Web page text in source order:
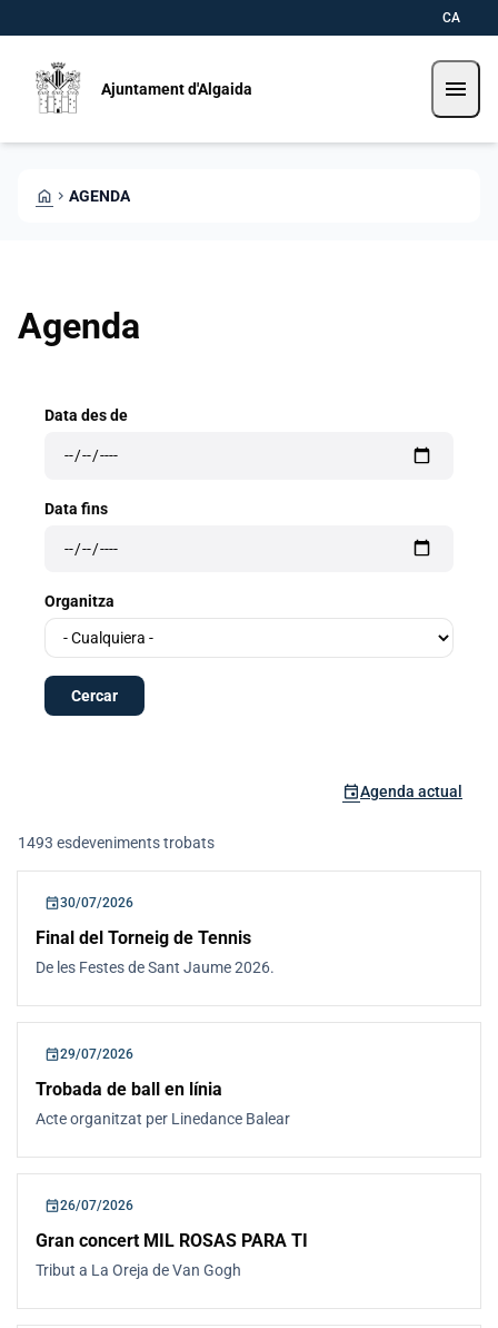
CA
Ajuntament d'Algaida menu
HOME CHEVRON_RIGHT AGENDA
Agenda
Data des de
Data fins
Organitza
eventAgenda actual
1493 esdeveniments trobats
Llistat d'esdeveniments
event30/07/2026
Final del Torneig de Tennis
De les Festes de Sant Jaume 2026.
event29/07/2026
Trobada de ball en línia
Acte organitzat per Linedance Balear
event26/07/2026
Gran concert MIL ROSAS PARA TI
Tribut a La Oreja de Van Gogh